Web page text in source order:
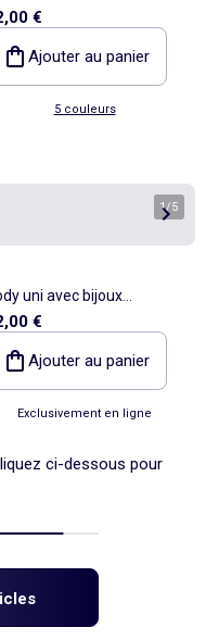
€
Ajouter au panier
5 couleurs
1/5
uni avec bijoux
aux bretelles
€
Ajouter au panier
Exclusivement en ligne
ci-dessous pour